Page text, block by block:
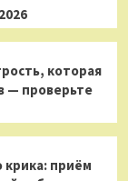
которая
— проверьте
приём